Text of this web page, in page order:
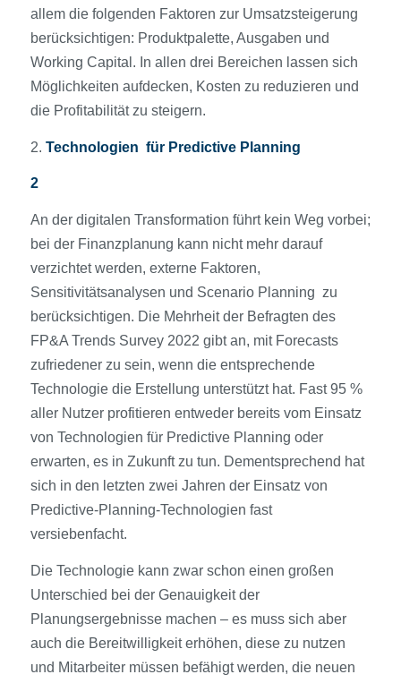
allem die folgenden Faktoren zur Umsatzsteigerung
berücksichtigen: Produktpalette, Ausgaben und
Working Capital. In allen drei Bereichen lassen sich
Möglichkeiten aufdecken, Kosten zu reduzieren und
die Profitabilität zu steigern.
2. Technologien für Predictive Planning
2
An der digitalen Transformation führt kein Weg vorbei;
bei der Finanzplanung kann nicht mehr darauf
verzichtet werden, externe Faktoren,
Sensitivitätsanalysen und Scenario Planning zu
berücksichtigen. Die Mehrheit der Befragten des
FP&A Trends Survey 2022 gibt an, mit Forecasts
zufriedener zu sein, wenn die entsprechende
Technologie die Erstellung unterstützt hat. Fast 95 %
aller Nutzer profitieren entweder bereits vom Einsatz
von Technologien für Predictive Planning oder
erwarten, es in Zukunft zu tun. Dementsprechend hat
sich in den letzten zwei Jahren der Einsatz von
Predictive-Planning-Technologien fast
versiebenfacht.
Die Technologie kann zwar schon einen großen
Unterschied bei der Genauigkeit der
Planungsergebnisse machen – es muss sich aber
auch die Bereitwilligkeit erhöhen, diese zu nutzen
und Mitarbeiter müssen befähigt werden, die neuen